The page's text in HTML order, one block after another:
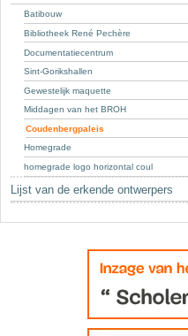
Batibouw
Bibliotheek René Pechère
Documentatiecentrum
Sint-Gorikshallen
Gewestelijk maquette
Middagen van het BROH
Coudenbergpaleis
Homegrade
homegrade logo horizontal coul
Lijst van de erkende ontwerpers